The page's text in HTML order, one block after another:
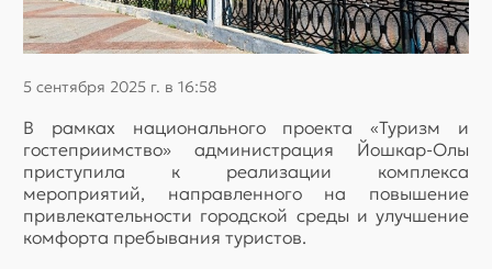
5 сентября 2025 г. в 16:58
В рамках национального проекта «Туризм и
гостеприимство» администрация Йошкар-Олы
приступила к реализации комплекса
мероприятий, направленного на повышение
привлекательности городской среды и улучшение
комфорта пребывания туристов.